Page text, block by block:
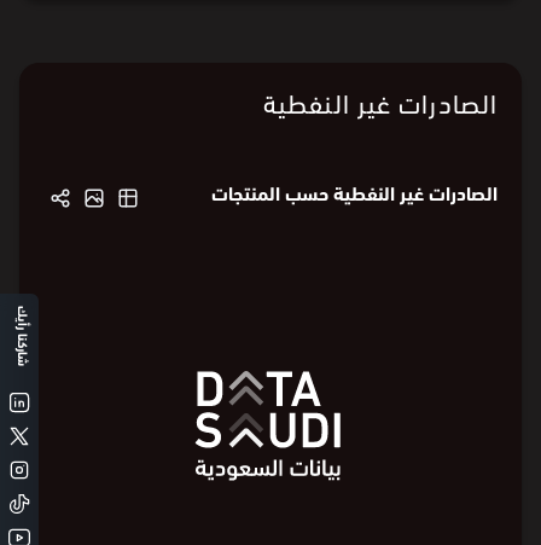
الصادرات غير النفطية
الصادرات غير النفطية حسب المنتجات
شاركنا رأيك